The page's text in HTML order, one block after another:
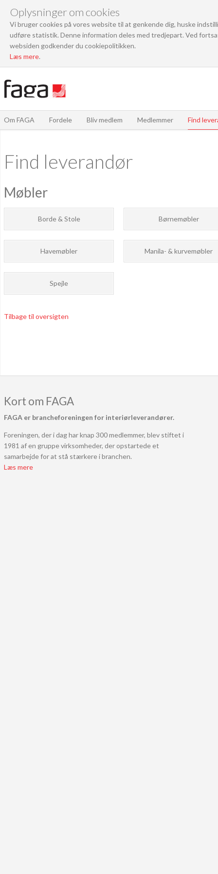
Oplysninger om cookies
Vi bruger cookies på vores website til at genkende dig, huske
udføre statistik. Denne information deles med tredjepart. Ved
websiden godkender du cookiepolitikken.
Læs mere.
Om FAGA Fordele Bliv medlem Medlemmer Find
Find leverandør
Møbler
Borde & Stole Børnemøbler
Havemøbler Manila- & kurvemøbler
Spejle
Tilbage til oversigten
Kort om FAGA
FAGA er brancheforeningen for interiørleverandører.
Foreningen, der i dag har knap 300 medlemmer, blev stiftet i
1981 af en gruppe virksomheder, der opstartede et
samarbejde for at stå stærkere i branchen.
Læs mere